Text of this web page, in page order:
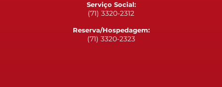
Serviço Social:
(71) 3320-2312
Reserva/Hospedagem:
(71) 3320-2323